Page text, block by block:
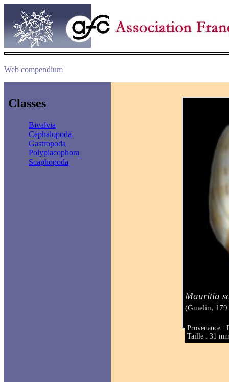
Web compendium
Classes
Bivalvia
Cephalopoda
Gastropoda
Polyplacophora
Scaphopoda
Mauritia
(Gmelin,
Provenance :
Taille : 31